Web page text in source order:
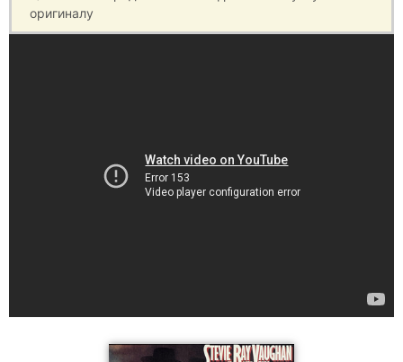
оригиналу